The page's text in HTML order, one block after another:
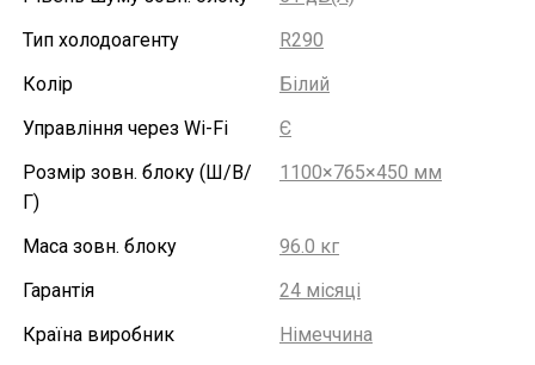
Тип холодоагенту
R290
Колір
Білий
Управління через Wi-Fi
Є
Розмір зовн. блоку (Ш/В/
Г)
1100×765×450 мм
Маса зовн. блоку
96.0 кг
Гарантія
24 місяці
Країна виробник
Німеччина